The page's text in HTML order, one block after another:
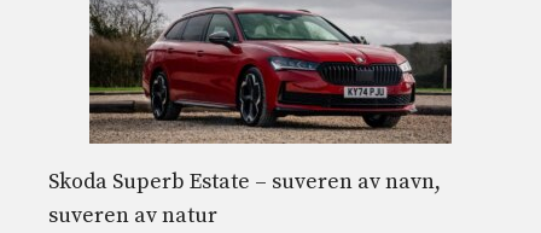
Skoda Superb Estate – suveren av navn,
suveren av natur